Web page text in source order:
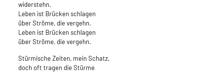
widerstehn.
Leben ist Brücken schlagen
über Ströme, die vergehn.
Leben ist Brücken schlagen
über Ströme, die vergehn.
Stürmische Zeiten, mein Schatz,
doch oft tragen die Stürme